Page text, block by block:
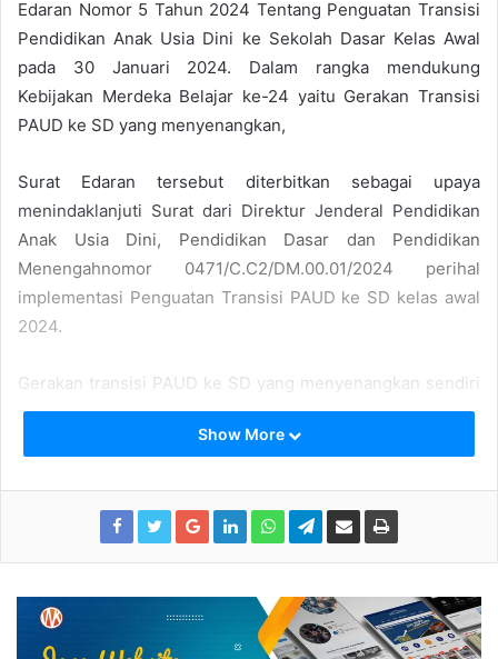
Edaran Nomor 5 Tahun 2024 Tentang Penguatan Transisi
Pendidikan Anak Usia Dini ke Sekolah Dasar Kelas Awal
pada 30 Januari 2024. Dalam rangka mendukung
Kebijakan Merdeka Belajar ke-24 yaitu Gerakan Transisi
PAUD ke SD yang menyenangkan,
Surat Edaran tersebut diterbitkan sebagai upaya
menindaklanjuti Surat dari Direktur Jenderal Pendidikan
Anak Usia Dini, Pendidikan Dasar dan Pendidikan
Menengahnomor 0471/C.C2/DM.00.01/2024 perihal
implementasi Penguatan Transisi PAUD ke SD kelas awal
2024.
Gerakan transisi PAUD ke SD yang menyenangkan sendiri
mengusung 3 target perubahan yaitu:
(calistung) bentuk tes lain sesuai dengan Peraturan
Pemerintah Nomor 17 Tahun 2010 sebagai syarat
pengenalan peserta didik dengan lingkungan
belajarnya serta melakukan asesmen awal; dan
Show More